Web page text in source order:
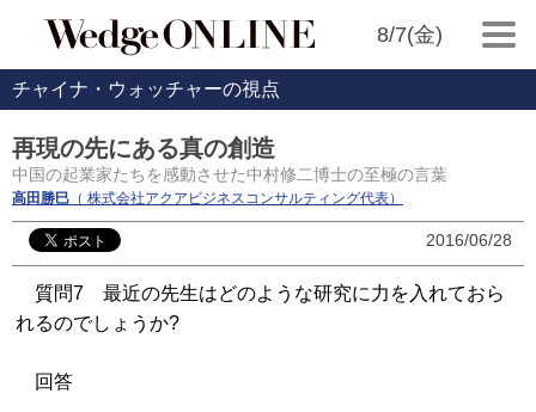
8/7(金)
チャイナ・ウォッチャーの視点
再現の先にある真の創造
中国の起業家たちを感動させた中村修二博士の至極の言葉
高田勝巳 （ 株式会社アクアビジネスコンサルティング代表）
2016/06/28
質問7 最近の先生はどのような研究に力を入れておら
れるのでしょうか?
回答